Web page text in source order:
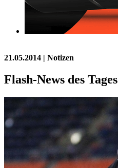
21.05.2014 | Notizen
Flash-News des Tages